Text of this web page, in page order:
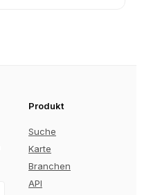
Produkt
Suche
Karte
Branchen
API